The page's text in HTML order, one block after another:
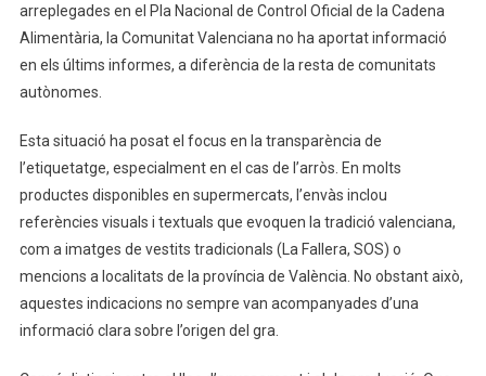
arreplegades en el Pla Nacional de Control Oficial de la Cadena
Alimentària, la Comunitat Valenciana no ha aportat informació
en els últims informes, a diferència de la resta de comunitats
autònomes.
Esta situació ha posat el focus en la transparència de
l’etiquetatge, especialment en el cas de l’arròs. En molts
productes disponibles en supermercats, l’envàs inclou
referències visuals i textuals que evoquen la tradició valenciana,
com a imatges de vestits tradicionals (La Fallera, SOS) o
mencions a localitats de la província de València. No obstant això,
aquestes indicacions no sempre van acompanyades d’una
informació clara sobre l’origen del gra.